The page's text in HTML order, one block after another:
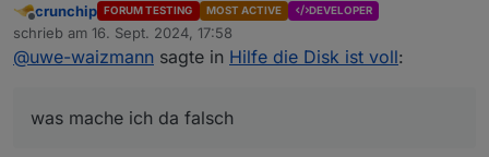
Leider fehlt mir etwas die Zeit.
Habe mal die Disk wo den Fehler hat
vergrößert.
Fehler sind jetzt alle weg, ausser Cannot read
nervt, habe ich die Datei vom neuen Sytem
Offline
crunchip FORUM TESTING MOST ACTIVE DEVELOPER
schrieb am 16. Sept. 2024, 17:58
zuletzt editiert von
@uwe-waizmann sagte in Hilfe die Disk ist voll:
was mache ich da falsch